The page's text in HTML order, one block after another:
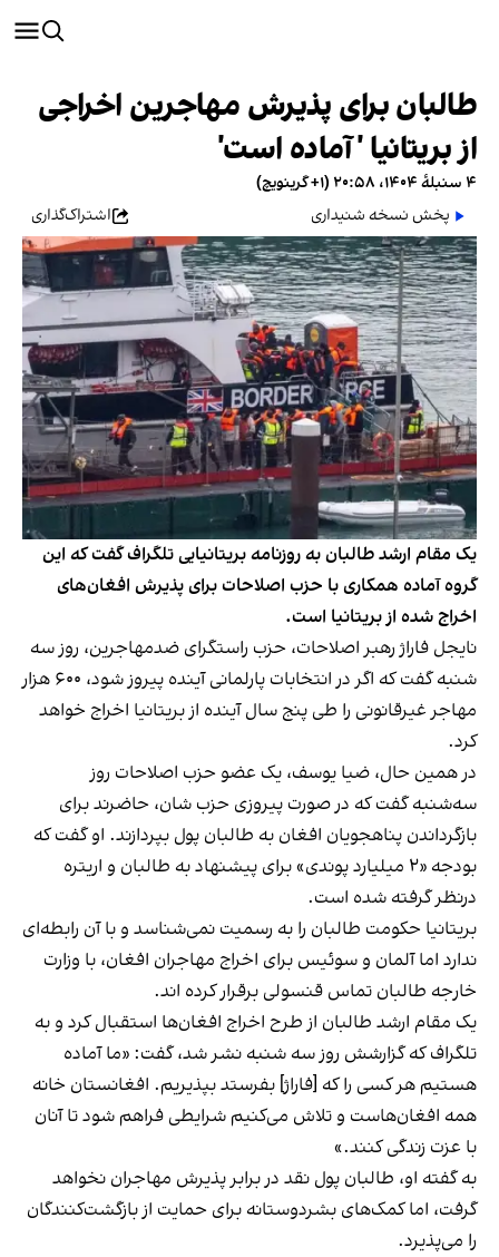
طالبان برای پذیرش مهاجرین اخراجی
از بریتانیا ' آماده است'
۴ سنبلهٔ ۱۴۰۴، ۲۰:۵۸ (‎+۱ گرینویچ)
پخش نسخه شنیداری
اشتراک‌گذاری
یک مقام ارشد طالبان به روزنامه بریتانیایی تلگراف گفت که این
گروه آماده همکاری با حزب اصلاحات برای پذیرش افغان‌های
اخراج شده از بریتانیا است.
نایجل فاراژ رهبر اصلاحات، حزب راستگرای ضدمهاجرین، روز سه
شنبه گفت که اگر در انتخابات پارلمانی آینده پیروز شود، ۶۰۰ هزار
مهاجر غیرقانونی را طی پنج سال آینده از بریتانیا اخراج خواهد
کرد.
در همین حال، ضیا یوسف، یک عضو حزب اصلاحات روز
سه‌شنبه گفت که در صورت پیروزی حزب شان، حاضرند برای
بازگرداندن پناهجویان افغان به طالبان پول بپردازند. او گفت که
بودجه «۲ میلیارد پوندی» برای پیشنهاد به طالبان و اریتره
درنظر گرفته شده است.
بریتانیا حکومت طالبان را به رسمیت نمی‌شناسد و با آن رابطه‌ای
ندارد اما آلمان و سوئیس برای اخراج مهاجران افغان، با وزارت
خارجه طالبان تماس قنسولی برقرار کرده اند.
یک مقام ارشد طالبان از طرح اخراج افغان‌ها استقبال کرد و به
تلگراف که گزارشش روز سه شنبه نشر شد، گفت: «ما آماده
هستیم هر کسی را که [فاراژ] بفرستد بپذیریم. افغانستان خانه
همه افغان‌هاست و تلاش می‌کنیم شرایطی فراهم شود تا آنان
با عزت زندگی کنند.»
به گفته او، طالبان پول نقد در برابر پذیرش مهاجران نخواهد
گرفت، اما کمک‌های بشردوستانه برای حمایت از بازگشت‌کنندگان
را می‌پذیرد.